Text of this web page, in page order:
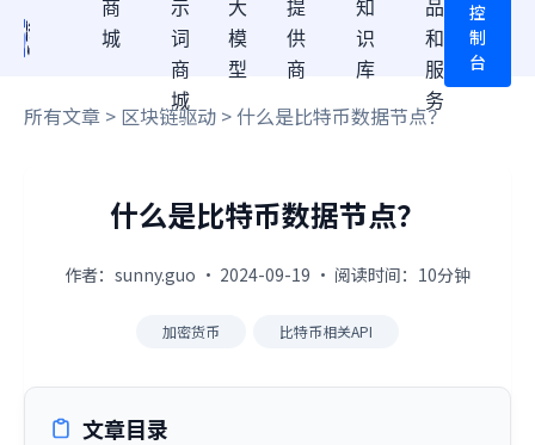
商
城
示
词
商
城
大
模
型
提
供
商
知
识
库
品
和
服
务
控
制
台
所有文章 > 区块链驱动 > 什么是比特币数据节点？
什么是比特币数据节点？
作者：sunny.guo · 2024-09-19 · 阅读时间：10分钟
加密货币 比特币相关API
文章目录